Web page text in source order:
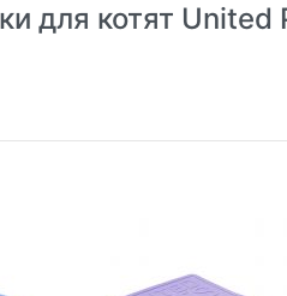
для котят United